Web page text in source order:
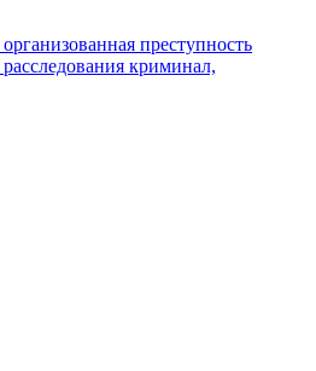
организованная преступность
расследования криминал,